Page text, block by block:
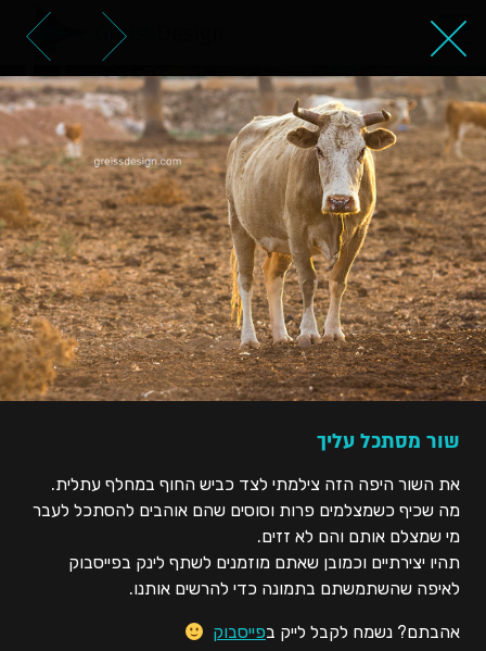
שור מסתכל עליך
שור מסתכל עליך
את השור היפה הזה צילמתי לצד כביש החוף במחלף עתלית.
מה שכיף כשמצלמים פרות וסוסים שהם אוהבים להסתכל לעבר
מי שמצלם אותם והם לא זזים.
תהיו יצירתיים וכמובן שאתם מוזמנים לשתף לינק בפייסבוק
לאיפה שהשתמשתם בתמונה כדי להרשים אותנו.
אהבתם? נשמח לקבל לייק בפייסבוק